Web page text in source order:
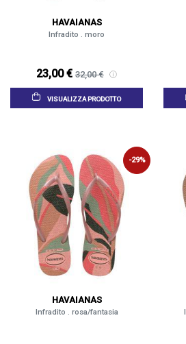
HAVAIANAS
Infradito . moro
23,00 € 32,00 €
VISUALIZZA PRODOTTO
-29%
HAVAIANAS
Infradito . rosa/fantasia